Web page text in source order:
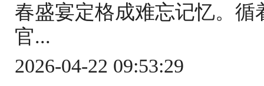
春盛宴定格成难忘记忆。
官...
2026-04-22 09:53:29